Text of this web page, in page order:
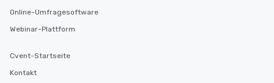
Online-Umfragesoftware
Webinar-Plattform
Cvent-Startseite
Kontakt